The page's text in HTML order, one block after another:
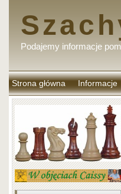
Podajemy informacje
Strona główna Informacje